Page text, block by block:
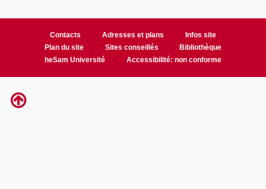
Contacts Adresses et plans
Infos site
Plan du site
Sites conseillés
Bibliothèque
heSam Université
Accessibilité: non conforme